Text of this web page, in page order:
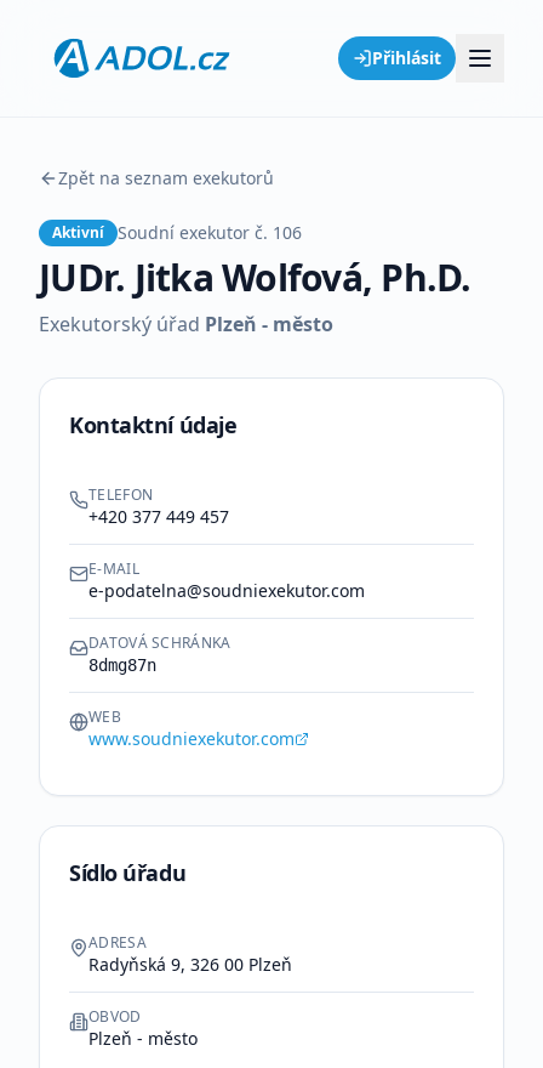
Přihlásit
Zpět na seznam exekutorů
Aktivní Soudní exekutor č. 106
JUDr. Jitka Wolfová, Ph.D.
Exekutorský úřad Plzeň - město
Kontaktní údaje
TELEFON
+420 377 449 457
E-MAIL
e-podatelna@soudniexekutor.com
DATOVÁ SCHRÁNKA
8dmg87n
WEB
www.soudniexekutor.com
Sídlo úřadu
ADRESA
Radyňská 9, 326 00 Plzeň
OBVOD
Plzeň - město